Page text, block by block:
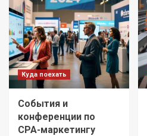
Куда поехать
События и
конференции по
CPA-маркетингу